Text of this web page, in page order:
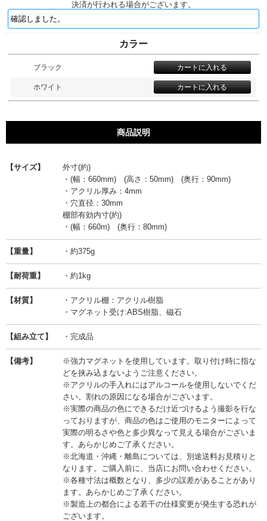
決済が行われる場合がございます。
カラー
ブラック
ホワイト
商品説明
【サイズ】
外寸(約)
・(幅：660mm) (高さ：50mm) (奥行：90mm)
・アクリル厚み：4mm
・穴直径：30mm
棚部有効内寸(約)
・(幅：660m) (奥行：80mm)
【重量】 ・約375g
【耐荷重】 ・約1kg
【材質】
・アクリル棚：アクリル樹脂
・マグネット受け:ABS樹脂、磁石
【組み立て】 ・完成品
【備考】
※強力マグネットを使用しています。取り付け時に指な
どを挟み込まないようご注意ください。
※アクリルの手入れにはアルコールを使用しないでくだ
さい。割れの原因になる場合がございます。
※実際の商品の色にできるだけ近づけるよう撮影を行な
っておりますが、商品の色はご使用のモニターによって
実際の明るさや色と多少異なって見える場合がございま
す。あらかじめご了承ください。
※北海道・沖縄・離島については、別途送料お見積りと
なります。ご購入前に、当店にお問い合わせください。
※各種寸法は概数となり、多少の誤差があることがあり
ます。あらかじめご了承ください。
※製造上の都合による若干の仕様変更が発生する恐れが
ございます。